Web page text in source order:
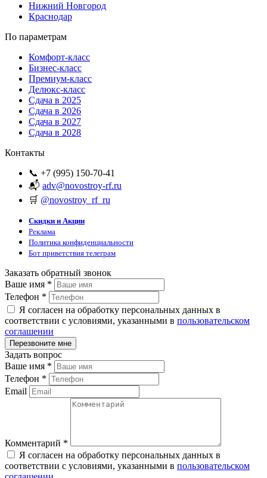
Нижний Новгород
Краснодар
По параметрам
Комфорт-класс
Бизнес-класс
Премиум-класс
Делюкс-класс
Сдача в 2025
Сдача в 2026
Сдача в 2027
Сдача в 2028
Контакты
📞 +7 (995) 150-70-41
📬 adv@novostroy-rf.ru
🛒 @novostroy_rf_ru
Скидки и Акции
Реклама
Политика конфиденциальности
Бот приветствия телеграм
Заказать обратный звонок
Ваше имя *
Телефон *
Я согласен на обработку персональных данных в
соответствии с условиями, указанными в пользовательском
соглашении
Задать вопрос
Ваше имя *
Телефон *
Email
Комментарий *
Я согласен на обработку персональных данных в
соответствии с условиями, указанными в пользовательском